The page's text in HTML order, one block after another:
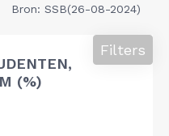
Bron: SSB(26-08-2024)
(%)
Filters